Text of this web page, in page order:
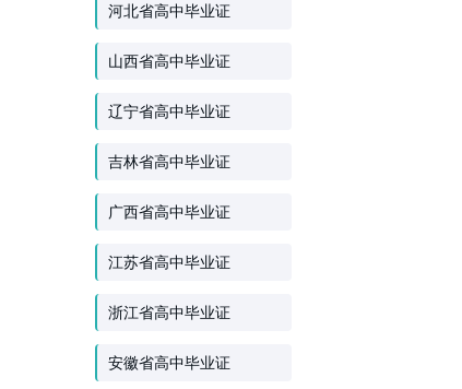
河北省高中毕业证
山西省高中毕业证
辽宁省高中毕业证
吉林省高中毕业证
广西省高中毕业证
江苏省高中毕业证
浙江省高中毕业证
安徽省高中毕业证